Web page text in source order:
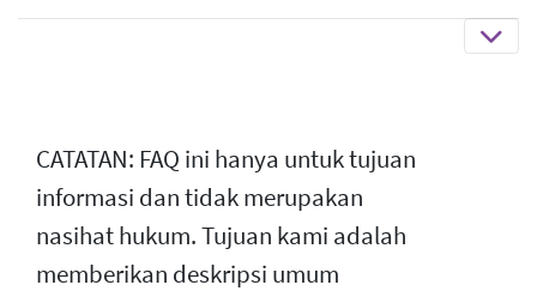
CATATAN: FAQ ini hanya untuk tujuan
informasi dan tidak merupakan
nasihat hukum. Tujuan kami adalah
memberikan deskripsi umum